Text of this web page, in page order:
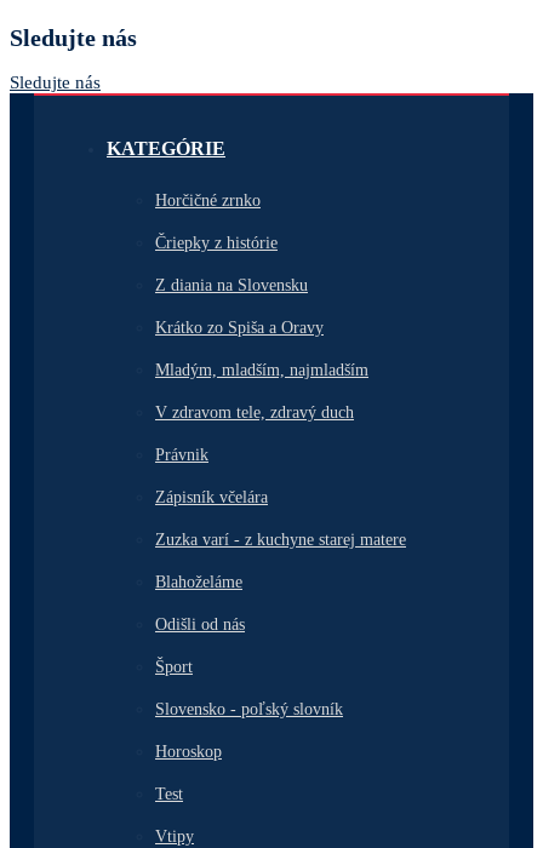
Sledujte nás
Sledujte nás
KATEGÓRIE
Horčičné zrnko
Čriepky z histórie
Z diania na Slovensku
Krátko zo Spiša a Oravy
Mladým, mladším, najmladším
V zdravom tele, zdravý duch
Právnik
Zápisník včelára
Zuzka varí - z kuchyne starej matere
Blahoželáme
Odišli od nás
Šport
Slovensko - poľský slovník
Horoskop
Test
Vtipy